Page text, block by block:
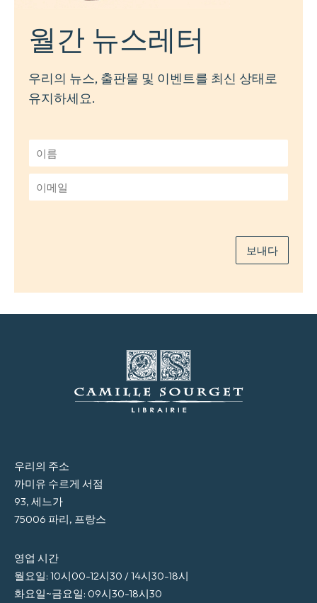
월간 뉴스레터
우리의 뉴스, 출판물 및 이벤트를 최신 상태로
유지하세요.
름
*
메
보내다
우리의 주소
까미유 수르게 서점
93, 세느가
75006 파리, 프랑스
영업 시간
월요일: 10시00-12시30 / 14시30-18시
화요일~금요일: 09시30-18시30